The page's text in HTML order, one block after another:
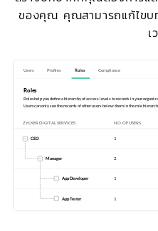
ของคุณ คุณสามารถแก้ไขบ
เ